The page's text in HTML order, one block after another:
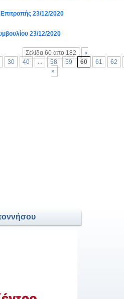
23/12/2020
23/12/2020
Σελίδα 60 απο 182
«
30 40 ... 58 59 60 61
62
»